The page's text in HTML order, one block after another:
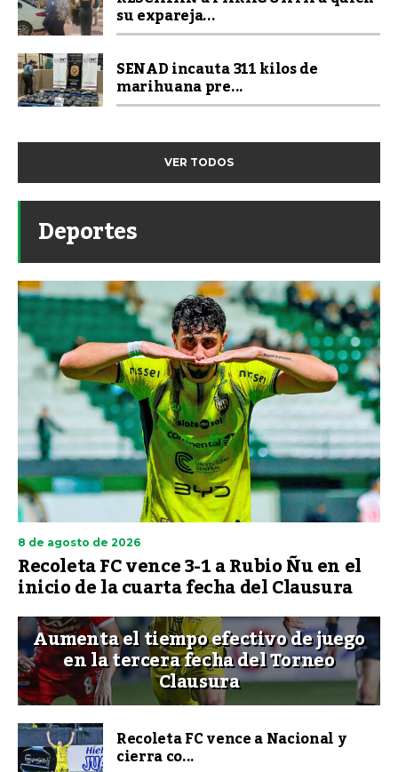
su expareja...
SENAD incauta 311 kilos de
marihuana pre...
VER TODOS
Deportes
8 de agosto de 2026
Recoleta FC vence 3-1 a Rubio Ñu en el
inicio de la cuarta fecha del Clausura
Aumenta el tiempo efectivo de juego
en la tercera fecha del Torneo
Clausura
Recoleta FC vence a Nacional y
cierra co...